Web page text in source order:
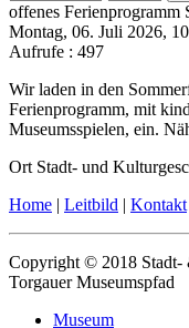
offenes Ferienprogramm
Montag, 06. Juli 2026,
Aufrufe : 497
Wir laden in den
Ferienprogramm, mit
Museumsspielen, ein.
Ort Stadt- und
Home | Leitbild | Kontakt
Copyright © 2018 Stadt-
Torgauer Museumspfad
Museum